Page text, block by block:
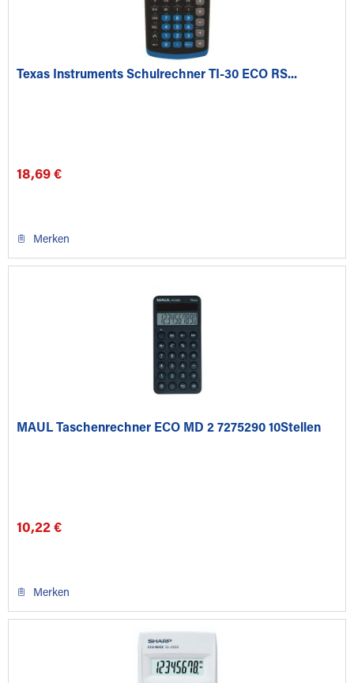
Texas Instruments Schulrechner TI-30 ECO RS...
18,69 €
Merken
MAUL Taschenrechner ECO MD 2 7275290 10Stellen
10,22 €
Merken